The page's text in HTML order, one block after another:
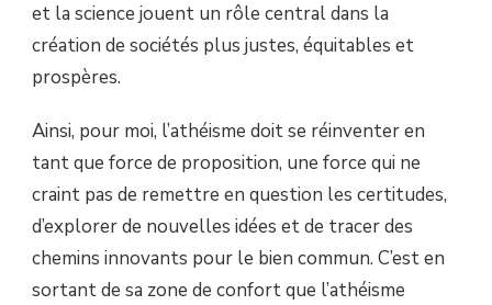
et la science jouent un rôle central dans la
création de sociétés plus justes, équitables et
prospères.
Ainsi, pour moi, l’athéisme doit se réinventer en
tant que force de proposition, une force qui ne
craint pas de remettre en question les certitudes,
d’explorer de nouvelles idées et de tracer des
chemins innovants pour le bien commun. C’est en
sortant de sa zone de confort que l’athéisme